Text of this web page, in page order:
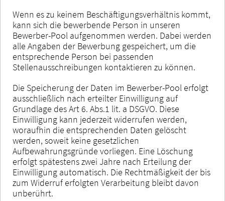
Wenn es zu keinem Beschäftigungsverhältnis kommt,
kann sich die bewerbende Person in unseren
Bewerber-Pool aufgenommen werden. Dabei werden
alle Angaben der Bewerbung gespeichert, um die
entsprechende Person bei passenden
Stellenausschreibungen kontaktieren zu können.
Die Speicherung der Daten im Bewerber-Pool erfolgt
ausschließlich nach erteilter Einwilligung auf
Grundlage des Art 6. Abs.1 lit. a DSGVO. Diese
Einwilligung kann jederzeit widerrufen werden,
woraufhin die entsprechenden Daten gelöscht
werden, soweit keine gesetzlichen
Aufbewahrungsgründe vorliegen. Eine Löschung
erfolgt spätestens zwei Jahre nach Erteilung der
Einwilligung automatisch. Die Rechtmäßigkeit der bis
zum Widerruf erfolgten Verarbeitung bleibt davon
unberührt.